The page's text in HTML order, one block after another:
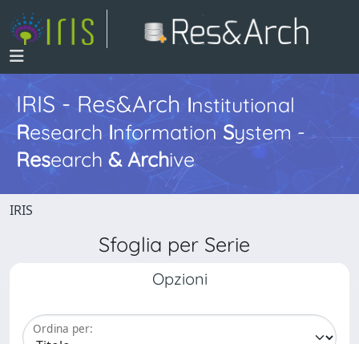
IRIS - Res&ArchInstitutional
Research InformationSystem -
Research & Archive
IRIS
Sfoglia per Serie
Opzioni
Ordina per: